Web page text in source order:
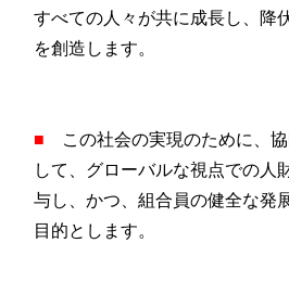
すべての人々が共に成長し、降
を創造します。
■ この社会の実現のために、
して、グローバルな視点での人
与し、かつ、組合員の健全な発
目的とします。